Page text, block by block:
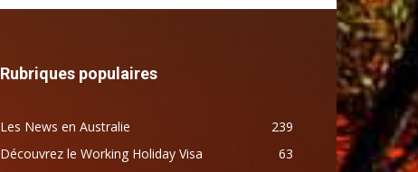
Rubriques populaires
Les News en Australie
239
Découvrez le Working Holiday Visa
63